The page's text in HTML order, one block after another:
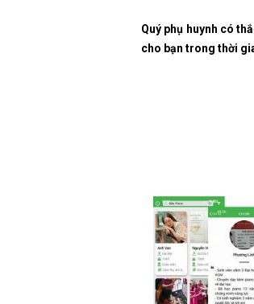
Quý phụ huynh có
cho bạn trong thời